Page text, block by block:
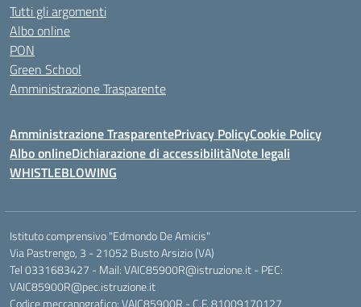
Tutti gli argomenti
Albo online
PON
Green School
Amministrazione Trasparente
Amministrazione TrasparentePrivacy PolicyCookie Policy
Albo onlineDichiarazione di accessibilitàNote legali
WHISTLEBLOWING
Istituto comprensivo "Edmondo De Amicis"
Via Pastrengo, 3 - 21052 Busto Arsizio (VA)
Tel 0331683427 - Mail: VAIC85900R@istruzione.it - PEC:
VAIC85900R@pec.istruzione.it
Codice meccanografico: VAIC85900R - C.F. 81009170127